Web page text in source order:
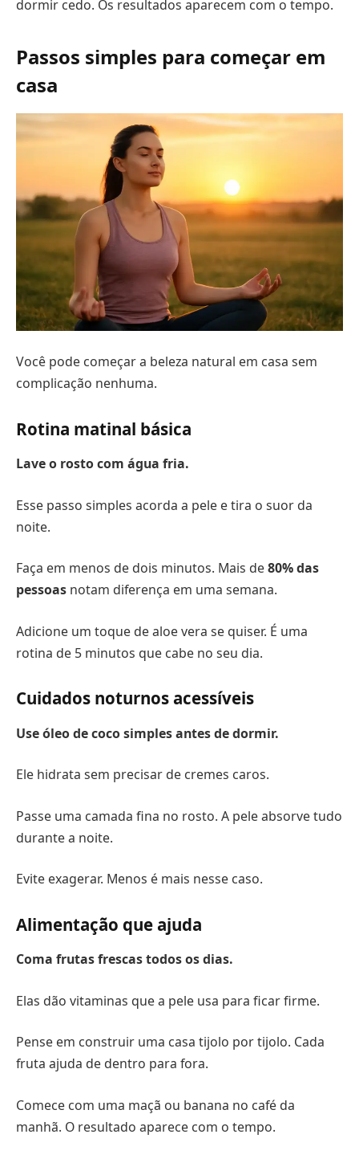
dormir cedo. Os resultados aparecem com o tempo.
Passos simples para começar em
casa
Você pode começar a beleza natural em casa sem
complicação nenhuma.
Rotina matinal básica
Lave o rosto com água fria.
Esse passo simples acorda a pele e tira o suor da
noite.
Faça em menos de dois minutos. Mais de80% das
pessoas notam diferença em uma semana.
Adicione um toque de aloe vera se quiser. É uma
rotina de 5 minutos que cabe no seu dia.
Cuidados noturnos acessíveis
Use óleo de coco simples antes de dormir.
Ele hidrata sem precisar de cremes caros.
Passe uma camada fina no rosto. A pele absorve tudo
durante a noite.
Evite exagerar. Menos é mais nesse caso.
Alimentação que ajuda
Coma frutas frescas todos os dias.
Elas dão vitaminas que a pele usa para ficar firme.
Pense em construir uma casa tijolo por tijolo. Cada
fruta ajuda de dentro para fora.
Comece com uma maçã ou banana no café da
manhã. O resultado aparece com o tempo.